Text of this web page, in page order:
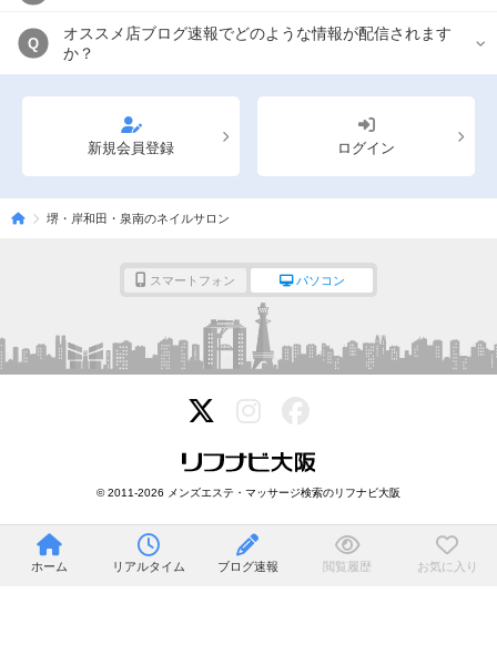
Q
オススメ店ブログ速報でどのような情報が配信されます
か？
新規会員登録 ログイン
堺・岸和田・泉南のネイルサロン
スマートフォン パソコン
© 2011-2026 メンズエステ・マッサージ検索のリフナビ大阪
ホーム リアルタイム ブログ速報 閲覧履歴 お気に入り